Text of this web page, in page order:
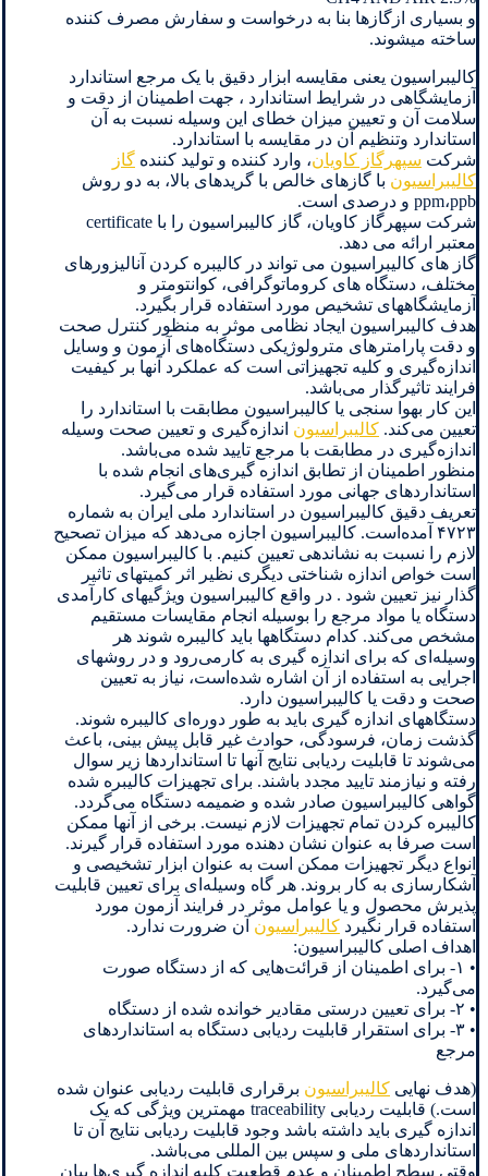
و بسیاری ازگازها بنا به درخواست و سفارش مصرف کننده
ساخته میشوند.
کالیبراسیون یعنی مقایسه ابزار دقیق با یک مرجع استاندارد
آزمایشگاهی در شرایط استاندارد ، جهت اطمینان از دقت و
سلامت آن و تعیین میزان خطای این وسیله نسبت به آن
استاندارد وتنظیم آن در مقایسه با استاندارد.
شرکت سپهرگاز کاویان، وارد کننده و تولید کننده گاز
کالیبراسیون با گازهای خالص با گریدهای بالا، به دو روش
ppm،ppb و درصدی است.
شرکت سپهرگاز کاویان، گاز کالیبراسیون را با certificate
معتبر ارائه می دهد.
گاز های کالیبراسیون می تواند در کالیبره کردن آنالیزورهای
مختلف، دستگاه های کروماتوگرافی، کوانتومتر و
آزمایشگاههای تشخیص مورد استفاده قرار بگیرد.
هدف کالیبراسیون ایجاد نظامی موثر به منظور کنترل صحت
و دقت پارامترهای مترولوژیکی دستگاه‌های آزمون و وسایل
اندازه‌گیری و کلیه تجهیزاتی است که عملکرد آنها بر کیفیت
فرایند تاثیرگذار می‌باشد.
این کار بهوا سنجی یا کالیبراسیون مطابقت با استاندارد را
تعیین می‌کند. کالیبراسیون اندازه‌گیری و تعیین صحت وسیله
اندازه‌گیری در مطابقت با مرجع تایید شده می‌باشد.
منظور اطمینان از تطابق اندازه گیری‌های انجام شده با
استانداردهای جهانی مورد استفاده قرار می‌گیرد.
تعریف دقیق کالیبراسیون در استاندارد ملی ایران به شماره
۴۷۲۳ آمده‌است. کالیبراسیون اجازه می‌دهد که میزان تصحیح
لازم را نسبت به نشاندهی تعیین کنیم. با کالیبراسیون ممکن
است خواص اندازه شناختی دیگری نظیر اثر کمیتهای تاثیر
گذار نیز تعیین شود . در واقع کالیبراسیون ویژگیهای کارآمدی
دستگاه یا مواد مرجع را بوسیله انجام مقایسات مستقیم
مشخص می‌کند. کدام دستگاهها باید کالیبره شوند هر
وسیله‌ای که برای اندازه گیری به کارمی‌رود و در روشهای
اجرایی به استفاده از آن اشاره شده‌است، نیاز به تعیین
صحت و دقت یا کالیبراسیون دارد.
دستگاههای اندازه گیری باید به طور دوره‌ای کالیبره شوند.
گذشت زمان، فرسودگی، حوادث غیر قابل پیش بینی، باعث
می‌شوند تا قابلیت ردیابی نتایج آنها تا استانداردها زیر سوال
رفته و نیازمند تایید مجدد باشند. برای تجهیزات کالیبره شده
گواهی کالیبراسیون صادر شده و ضمیمه دستگاه می‌گردد.
کالیبره کردن تمام تجهیزات لازم نیست. برخی از آنها ممکن
است صرفا به عنوان نشان دهنده مورد استفاده قرار گیرند.
انواع دیگر تجهیزات ممکن است به عنوان ابزار تشخیصی و
آشکارسازی به کار بروند. هر گاه وسیله‌ای برای تعیین قابلیت
پذیرش محصول و یا عوامل موثر در فرایند آزمون مورد
استفاده قرار نگیرد کالیبراسیون آن ضرورت ندارد.
اهداف اصلی کالیبراسیون:
• ۱- برای اطمینان از قرائت‌هایی که از دستگاه صورت
می‌گیرد.
• ۲- برای تعیین درستی مقادیر خوانده شده از دستگاه
• ۳- برای استقرار قابلیت ردیابی دستگاه به استانداردهای
مرجع
(هدف نهایی کالیبراسیون برقراری قابلیت ردیابی عنوان شده‌
است.) قابلیت ردیابی traceability مهمترین ویژگی که یک
اندازه گیری باید داشته باشد وجود قابلیت ردیابی نتایج آن تا
استانداردهای ملی و سپس بین المللی می‌باشد.
وقتی سطح اطمینان و عدم قطعیت کلیه اندازه گیری‌ها بیان